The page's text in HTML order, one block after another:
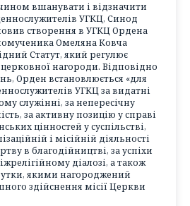
вшанувати і відзначити
УГКЦ, Синод
створення в УГКЦ Ордена
Омеляна Ковча
Статут, який регулює
нагороди. Відповідно
Орден встановлюється «для
УГКЦ за видатні
служінні, за непересічну
за активну позицію у справі
цінностей у суспільстві,
і місійній діяльності
в благодійництві, за успіхи
діалозі, а також
якими нагороджений
здійснення місії Церкви